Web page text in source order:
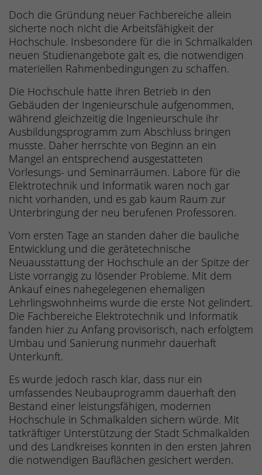
Doch die Gründung neuer Fachbereiche allein
sicherte noch nicht die Arbeitsfähigkeit der
Hochschule. Insbesondere für die in Schmalkalden
neuen Studienangebote galt es, die notwendigen
materiellen Rahmenbedingungen zu schaffen.
Die Hochschule hatte ihren Betrieb in den
Gebäuden der Ingenieurschule aufgenommen,
während gleichzeitig die Ingenieurschule ihr
Ausbildungsprogramm zum Abschluss bringen
musste. Daher herrschte von Beginn an ein
Mangel an entsprechend ausgestatteten
Vorlesungs- und Seminarräumen. Labore für die
Elektrotechnik und Informatik waren noch gar
nicht vorhanden, und es gab kaum Raum zur
Unterbringung der neu berufenen Professoren.
Vom ersten Tage an standen daher die bauliche
Entwicklung und die gerätetechnische
Neuausstattung der Hochschule an der Spitze der
Liste vorrangig zu lösender Probleme. Mit dem
Ankauf eines nahegelegenen ehemaligen
Lehrlingswohnheims wurde die erste Not gelindert.
Die Fachbereiche Elektrotechnik und Informatik
fanden hier zu Anfang provisorisch, nach erfolgtem
Umbau und Sanierung nunmehr dauerhaft
Unterkunft.
Es wurde jedoch rasch klar, dass nur ein
umfassendes Neubauprogramm dauerhaft den
Bestand einer leistungsfähigen, modernen
Hochschule in Schmalkalden sichern würde. Mit
tatkräftiger Unterstützung der Stadt Schmalkalden
und des Landkreises konnten in den ersten Jahren
die notwendigen Bauflächen gesichert werden.